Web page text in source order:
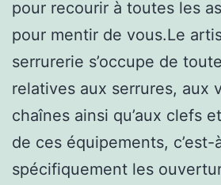
pour recourir à toutes les
pour mentir de vous.Le
serrurerie s’occupe de
relatives aux serrures, aux
chaînes ainsi qu’aux clefs
de ces équipements, c’est-
spécifiquement les